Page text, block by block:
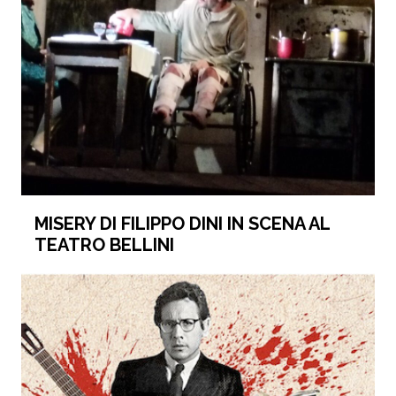
MISERY DI FILIPPO DINI IN SCENA AL
TEATRO BELLINI